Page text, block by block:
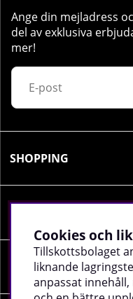
Ange din mejladress
del av exklusiva
mer!
SHOPPING
SOCIALA MEDIER
Cookies och
Tillskottsbolaget
liknande
anpassat